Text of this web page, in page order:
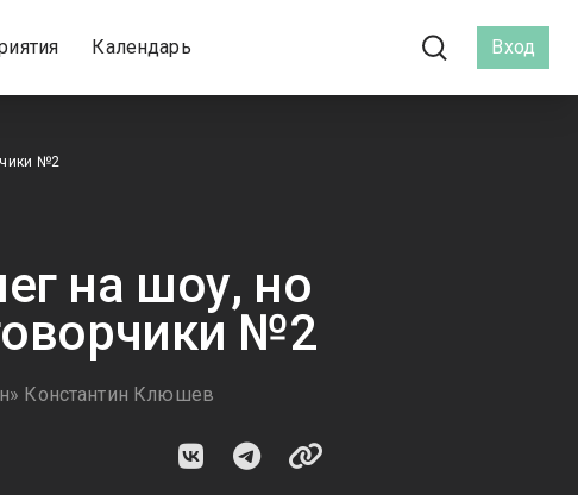
Календарь Вход
№2
на шоу, но
№2
Константин Клюшев